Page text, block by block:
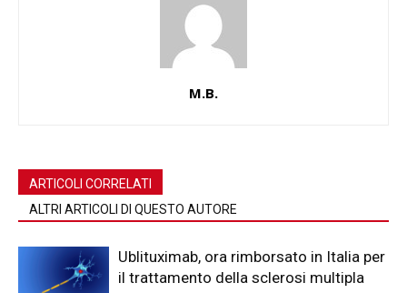
M.B.
ARTICOLI CORRELATI
ALTRI ARTICOLI DI QUESTO AUTORE
Ublituximab, ora rimborsato in Italia per
il trattamento della sclerosi multipla